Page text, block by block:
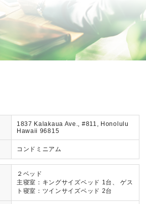
1837 Kalakaua Ave., #811, Honolulu
Hawaii 96815
コンドミニアム
２ベッド
主寝室：キングサイズベッド 1台、 ゲス
ト寝室：ツインサイズベッド 2台